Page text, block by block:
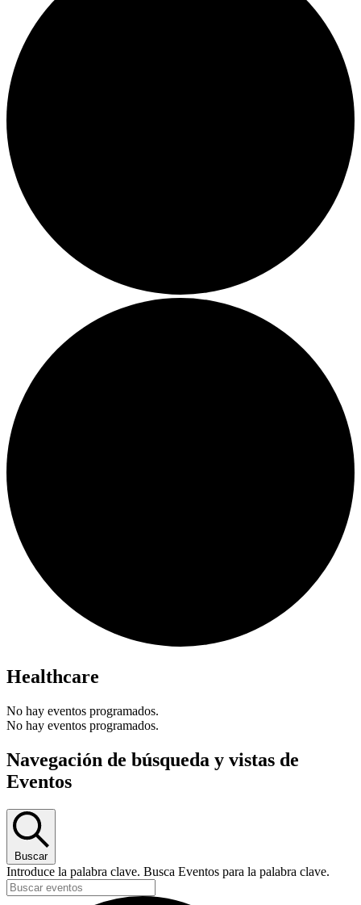
Healthcare
No hay eventos programados.
No hay eventos programados.
Navegación de búsqueda y vistas de
Eventos
Buscar
Introduce la palabra clave. Busca Eventos para la palabra clave.